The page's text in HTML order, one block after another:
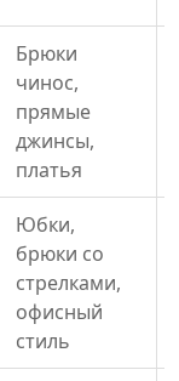
Брюки
чинос,
прямые
джинсы,
платья
Юбки,
брюки со
стрелками,
офисный
стиль